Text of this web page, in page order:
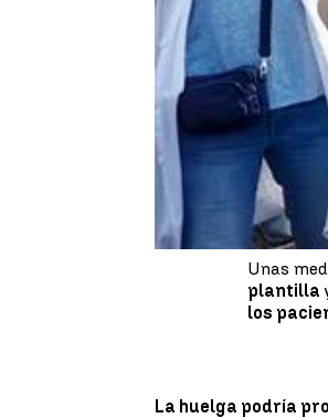
Sin
de
médicos
segunda
Para
jueves
atiendan
familia y
Unas
plantilla
los
La huelga podría